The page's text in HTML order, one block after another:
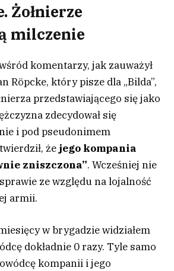
Żołnierze
milczenie
komentarzy, jak zauważył
Röpcke, który pisze dla „Bilda”,
przedstawiającego się jako
zdecydował się
i pod pseudonimem
że jego kompania
zniszczona”. Wcześniej nie
ze względu na lojalność
armii.
w brygadzie widziałem
dokładnie 0 razy. Tyle samo
kompanii i jego